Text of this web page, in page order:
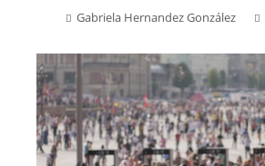
Gabriela Hernandez González